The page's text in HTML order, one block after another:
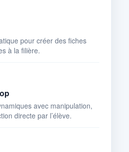
pour créer des fiches
à la filière.
avec manipulation,
directe par l’élève.